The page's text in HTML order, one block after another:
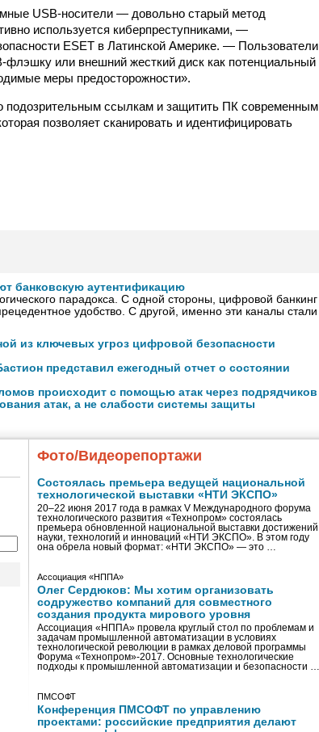
USB-носители — довольно старый метод
используется киберпреступниками, —
ESET в Латинской Америке. — Пользователи
или внешний жесткий диск как потенциальный
меры предосторожности».
подозрительным ссылкам и защитить ПК современным
позволяет сканировать и идентифицировать
банковскую аутентификацию
парадокса. С одной стороны, цифровой банкинг
удобство. С другой, именно эти каналы стали
из ключевых угроз цифровой безопасности
представил ежегодный отчет о состоянии
происходит с помощью атак через подрядчиков
атак, а не слабости системы защиты
Фото/Видеорепортажи
Состоялась премьера ведущей национальной
технологической выставки «НТИ ЭКСПО»
20–22 июня 2017 года в рамках V Международного форума
технологического развития «Технопром» состоялась
премьера обновленной национальной выставки достижений
науки, технологий и инноваций «НТИ ЭКСПО». В этом году
она обрела новый формат: «НТИ ЭКСПО» — это …
Ассоциация «НППА»
Олег Сердюков: Мы хотим организовать
содружество компаний для совместного
создания продукта мирового уровня
Ассоциация «НППА» провела круглый стол по проблемам и
задачам промышленной автоматизации в условиях
технологической революции в рамках деловой программы
Форума «Технопром»-2017. Основные технологические
подходы к промышленной автоматизации и безопасности …
ПМСОФТ
Конференция ПМСОФТ по управлению
проектами: российские предприятия делают